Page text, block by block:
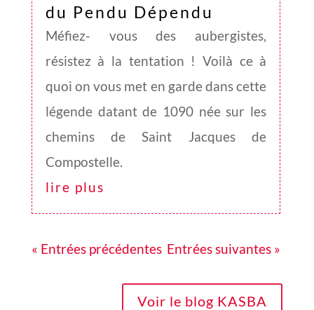
du Pendu Dépendu
Méfiez- vous des aubergistes,
résistez à la tentation ! Voilà ce à
quoi on vous met en garde dans cette
légende datant de 1090 née sur les
chemins de Saint Jacques de
Compostelle.
lire plus
« Entrées précédentes Entrées suivantes »
Voir le blog KASBA